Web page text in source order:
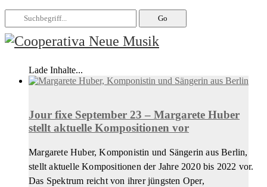
Lade Inhalte...
Jour fixe September 23 – Margarete Huber
stellt aktuelle Kompositionen vor
Margarete Huber, Komponistin und Sängerin aus Berlin,
stellt aktuelle Kompositionen der Jahre 2020 bis 2022 vor.
Das Spektrum reicht von ihrer jüngsten Oper,